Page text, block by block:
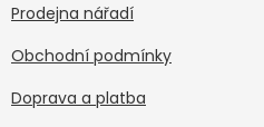
Prodejna nářadí
Obchodní podmínky
Doprava a platba